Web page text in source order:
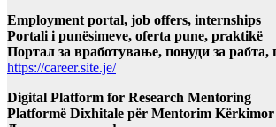
Employment portal, job offers, internships
Portali i punësimeve, oferta pune, praktikë
Портал за вработување, понуди за рабта,
https://career.site.je/
Digital Platform for Research Mentoring
Platformë Dixhitale për Mentorim Kërkimor